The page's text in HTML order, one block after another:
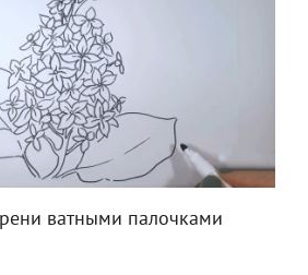
ватными палочками